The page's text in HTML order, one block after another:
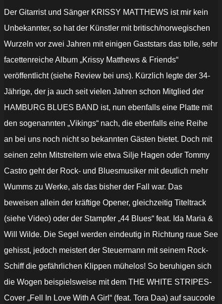
Der Gitarrist und Sänger KRISSY MATTHEWS ist mir kein
Unbekannter, so hat der Künstler mit britisch/norwegischen
Wurzeln vor zwei Jahren mit einigen Gaststars das tolle, sehr
facettenreiche Album „Krissy Matthews & Friends“
veröffentlicht (siehe Review bei uns). Kürzlich legte der 34-
Jährige, der ja auch seit vielen Jahren schon Mitglied der
HAMBURG BLUES BAND ist, nun ebenfalls eine Platte mit
den sogenannten „Vikings“ nach, die ebenfalls eine Reihe
an bei uns noch nicht so bekannten Gästen bietet. Doch mit
seinen zehn Mitstreitern wie etwa Silje Hagen oder Tommy
Castro geht der Rock- und Bluesmusiker mit deutlich mehr
Wumms zu Werke, als das bisher der Fall war. Das
beweisen allein der kräftige Opener, gleichzeitig Titeltrack
(siehe Video) oder der Stampfer „44 Blues“ feat. Ida Maria &
Will Wilde. Die Segel werden eindeutig in Richtung raue See
gehisst, jedoch meistert der Steuermann mit seinem Rock-
Schiff die gefährlichen Klippen mühelos! So beruhigen sich
die Wogen beispielsweise mit dem THE WHITE STRIPES-
Cover „Fell In Love With A Girl“ (feat. Tora Daa) auf saucoole